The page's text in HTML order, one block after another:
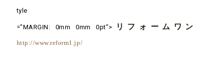
tyle
=”MARGIN: 0mm 0mm 0pt”> リフォームワン
http://www.reform1.jp/